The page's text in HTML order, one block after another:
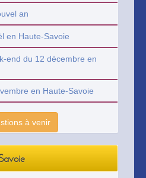
an
en Haute-Savoie
end du 12 décembre en
en Haute-Savoie
à venir